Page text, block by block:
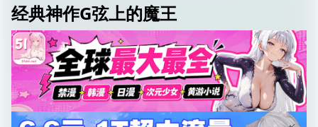
经典神作G弦上的魔王